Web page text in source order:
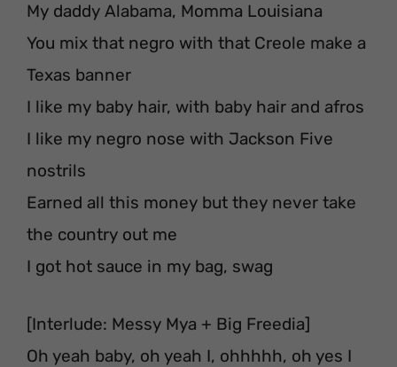
My daddy Alabama, Momma Louisiana
You mix that negro with that Creole make a
Texas banner
I like my baby hair, with baby hair and afros
I like my negro nose with Jackson Five
nostrils
Earned all this money but they never take
the country out me
I got hot sauce in my bag, swag
[Interlude: Messy Mya + Big Freedia]
Oh yeah baby, oh yeah I, ohhhhh, oh yes I